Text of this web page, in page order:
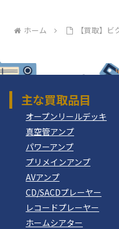
ホーム 【買取】
主な買取品目
オープンリールデッキ
真空管アンプ
パワーアンプ
プリメインアンプ
AVアンプ
CD/SACDプレーヤー
レコードプレーヤー
ホームシアター